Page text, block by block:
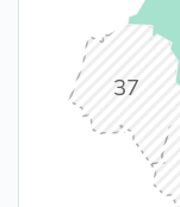
37